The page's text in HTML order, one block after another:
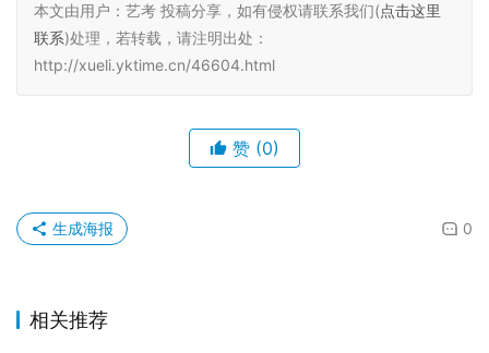
本文由用户：艺考 投稿分享，如有侵权请联系我们(点击这里
联系)处理，若转载，请注明出处：
http://xueli.yktime.cn/46604.html
赞 (0)
0
生成海报
相关推荐